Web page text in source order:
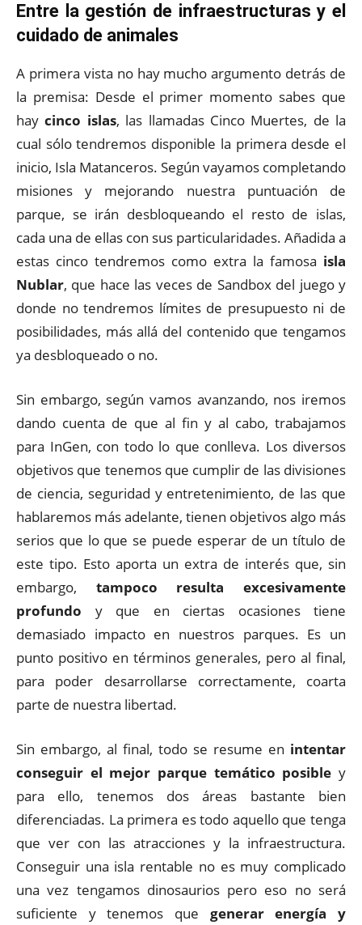
Entre la gestión de infraestructuras y el
cuidado de animales
A primera vista no hay mucho argumento detrás de
la premisa: Desde el primer momento sabes que
hay cinco islas, las llamadas Cinco Muertes, de la
cual sólo tendremos disponible la primera desde el
inicio, Isla Matanceros. Según vayamos completando
misiones y mejorando nuestra puntuación de
parque, se irán desbloqueando el resto de islas,
cada una de ellas con sus particularidades. Añadida a
estas cinco tendremos como extra la famosa isla
Nublar, que hace las veces de Sandbox del juego y
donde no tendremos límites de presupuesto ni de
posibilidades, más allá del contenido que tengamos
ya desbloqueado o no.
Sin embargo, según vamos avanzando, nos iremos
dando cuenta de que al fin y al cabo, trabajamos
para InGen, con todo lo que conlleva. Los diversos
objetivos que tenemos que cumplir de las divisiones
de ciencia, seguridad y entretenimiento, de las que
hablaremos más adelante, tienen objetivos algo más
serios que lo que se puede esperar de un título de
este tipo. Esto aporta un extra de interés que, sin
embargo, tampoco resulta excesivamente
profundo y que en ciertas ocasiones tiene
demasiado impacto en nuestros parques. Es un
punto positivo en términos generales, pero al final,
para poder desarrollarse correctamente, coarta
parte de nuestra libertad.
Sin embargo, al final, todo se resume en intentar
conseguir el mejor parque temático posible y
para ello, tenemos dos áreas bastante bien
diferenciadas. La primera es todo aquello que tenga
que ver con las atracciones y la infraestructura.
Conseguir una isla rentable no es muy complicado
una vez tengamos dinosaurios pero eso no será
suficiente y tenemos que generar energía y